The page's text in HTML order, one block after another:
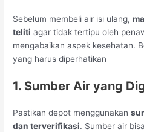
Sebelum membeli air isi ulang,
teliti agar tidak tertipu oleh
mengabaikan aspek kesehatan.
yang harus diperhatikan
1. Sumber Air yang
Pastikan depot menggunakan
dan terverifikasi. Sumber air